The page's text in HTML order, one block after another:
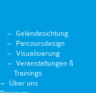
Geländesichtung
Parcoursdesign
Visualisierung
Veranstaltungen &
Trainings
Über uns